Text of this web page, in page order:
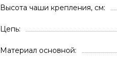
Высота чаши крепления, см
Цепь
Материал основной